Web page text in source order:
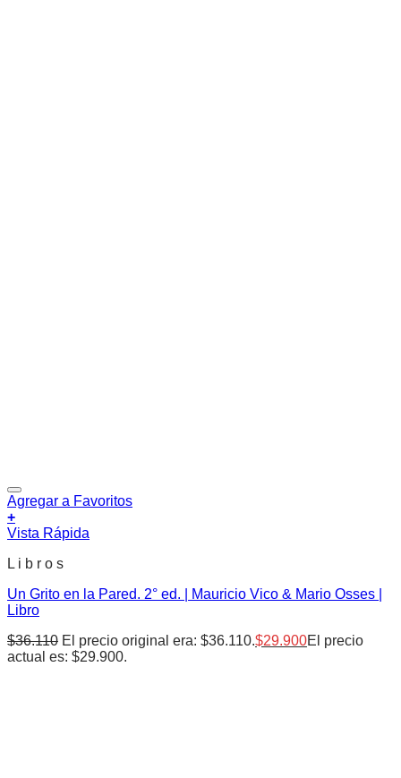
Agregar a Favoritos
+
Vista Rápida
L i b r o s
Un Grito en la Pared. 2° ed. | Mauricio Vico & Mario Osses |
Libro
$36.110 El precio original era: $36.110.$29.900El precio
actual es: $29.900.